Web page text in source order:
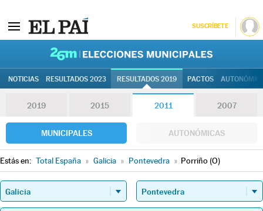
SUSCRÍBETE
NOTICIAS RESULTADOS 2023 RESULTADOS 2019 PACTOS
2019 2015 2011 2007
MUNICIPALES AUTONÓMICAS
Estás en: Total España » Galicia » Pontevedra » Porriño (O)